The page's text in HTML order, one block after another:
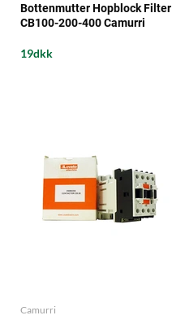
Bottenmutter Hopblock Filter
CB100-200-400 Camurri
19dkk
Camurri